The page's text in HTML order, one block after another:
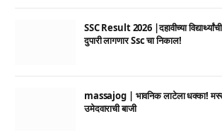
SSC Result 2026 |दहावीच्या
दुपारी लागणार Ssc चा निकाल!
massajog | भावनिक लाटेला धक्का!
उमेदवाराची बाजी